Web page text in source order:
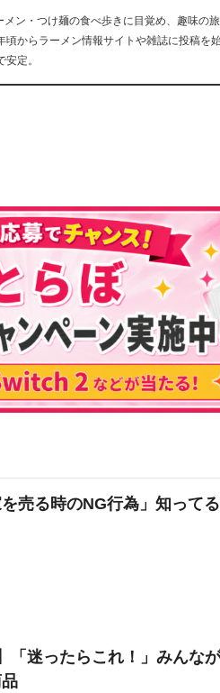
ン・つけ麺の食べ歩きに目覚め、趣味の
からラーメン情報サイトや雑誌に投稿を
定。
を売る時のNG行為」知って
「迷ったらこれ！」みんな